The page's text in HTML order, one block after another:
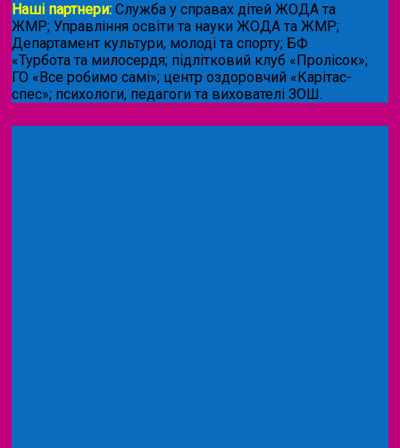
Наші партнери: Служба у справах дітей ЖОДА та
ЖМР; Управління освіти та науки ЖОДА та ЖМР;
Департамент культури, молоді та спорту; БФ
«Турбота та милосердя; підлітковий клуб «Пролісок»;
ГО «Все робимо самі»; центр оздоровчий «Карітас-
спес»; психологи, педагоги та вихователі ЗОШ.